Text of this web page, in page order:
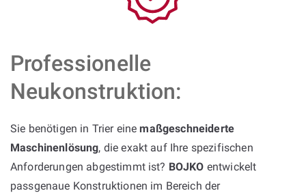
Professionelle
Neukonstruktion:
Sie benötigen in Trier einemaßgeschneiderte
Maschinenlösung, die exakt auf Ihre spezifischen
Anforderungen abgestimmt ist? BOJKO entwickelt
passgenaue Konstruktionen im Bereich der